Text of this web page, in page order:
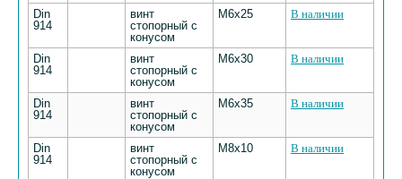
Din
914
винт
стопорный с
конусом
М6х25 В наличии
Din
914
винт
стопорный с
конусом
М6х30 В наличии
Din
914
винт
стопорный с
конусом
М6х35 В наличии
Din
914
винт
стопорный с
конусом
М8х10 В наличии